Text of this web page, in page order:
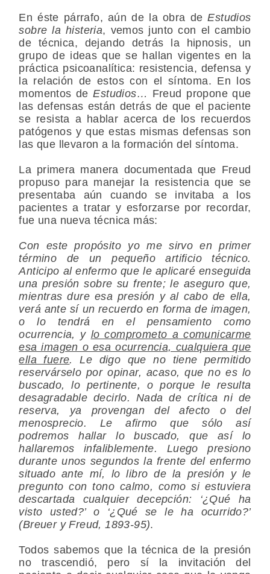
En éste párrafo, aún de la obra deEstudios
sobre la histeria, vemos junto con el cambio
de técnica, dejando detrás la hipnosis, un
grupo de ideas que se hallan vigentes en la
práctica psicoanalítica: resistencia, defensay
la relación de estos con el síntoma. En los
momentos deEstudios… Freud propone que
las defensas están detrás de que el paciente
se resista a hablar acerca de los recuerdos
patógenos y que estas mismas defensas son
las que llevaron a la formación del síntoma.
La primera manera documentada que Freud
propuso para manejar la resistencia que se
presentaba aún cuando se invitaba a los
pacientes a tratar y esforzarsepor recordar,
fue una nueva técnica más:
Con este propósito yo me sirvo en primer
término de un pequeño artificio técnico.
Anticipo al enfermo que le aplicaré enseguida
unapresión sobre su frente; le aseguro que,
mientras dure esa presión y al cabo de ella,
verá ante sí un recuerdo en forma de imagen,
o lo tendrá en el pensamiento como
ocurrencia, y lo comprometo a comunicarme
esa imagen o esa ocurrencia, cualquiera que
ella fuere. Le digo que no tiene permitido
reservárselo por opinar, acaso, que no es lo
buscado, lo pertinente, o porque le resulta
desagradable decirlo. Nada de crítica ni de
reserva, ya provengan del afecto o del
menosprecio. Le afirmo que sólo así
podremos hallar lo buscado, que así lo
hallaremos infaliblemente. Luego presiono
durante unos segundos la frente del enfermo
situado ante mí, lo libro de la presión y le
pregunto con tono calmo, como si estuviera
descartada cualquier decepción: ‘¿Qué ha
visto usted?’ o ‘¿Qué se le ha ocurrido?’
(Breuer y Freud, 1893-95).
Todos sabemos que la técnica de la presión
no trascendió, pero sí la invitación del